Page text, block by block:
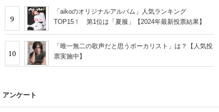
9
「aikoのオリジナルアルバム」人気ランキング
TOP15！ 第1位は「夏服」【2024年最新投票結果】
10
「唯一無二の歌声だと思うボーカリスト」は？【人気投
票実施中】
アンケート